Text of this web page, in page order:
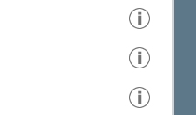
in Südtirol
Sie selbst, welche
ablehnen" erklären
Sie jederzeit